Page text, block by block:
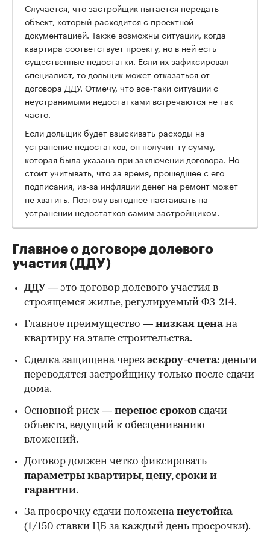
Случается, что застройщик пытается передать
объект, который расходится с проектной
документацией. Также возможны ситуации, когда
квартира соответствует проекту, но в ней есть
существенные недостатки. Если их зафиксировал
специалист, то дольщик может отказаться от
договора ДДУ. Отмечу, что все-таки ситуации с
неустранимыми недостатками встречаются не так
часто.
Если дольщик будет взыскивать расходы на
устранение недостатков, он получит ту сумму,
которая была указана при заключении договора. Но
стоит учитывать, что за время, прошедшее с его
подписания, из-за инфляции денег на ремонт может
не хватить. Поэтому выгоднее настаивать на
устранении недостатков самим застройщиком.
Главное о договоре долевого
участия (ДДУ)
ДДУ — это договор долевого участия в
строящемся жилье, регулируемый ФЗ-214.
Главное преимущество — низкая ценана
квартиру на этапе строительства.
Сделка защищена через эскроу-счета: деньги
переводятся застройщику только после сдачи
дома.
Основной риск — перенос сроков сдачи
объекта, ведущий к обесцениванию
вложений.
Договор должен четко фиксировать
параметры квартиры, цену, сроки и
гарантии.
За просрочку сдачи положенанеустойка
(1/150 ставки ЦБ за каждый день просрочки).